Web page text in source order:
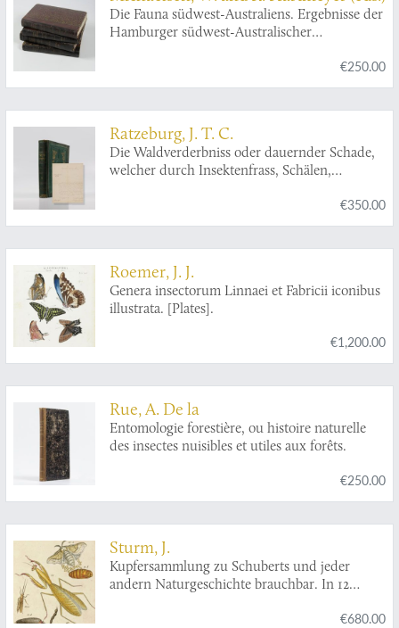
Die Fauna südwest-Australiens. Ergebnisse der
Hamburger südwest-Australischer
€250.00
Ratzeburg, J. T. C.
Die Waldverderbniss oder dauernder Schade,
welcher durch Insektenfrass, Schälen,
Ergänzungswerk zu den Abbildung und
entomologischer Anhang.
€350.00
Roemer, J. J.
Genera insectorum Linnaei et Fabricii iconibus
illustrata. [Plates].
€1,200.00
Rue, A. De la
Entomologie forestière, ou histoire naturelle
des insectes nuisibles et utiles aux forêts.
€250.00
Sturm, J.
Kupfersammlung zu Schuberts und jeder
andern Naturgeschichte brauchbar. In 12
€680.00